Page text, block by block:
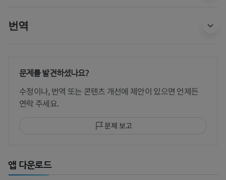
번역
문제를 발견하셨나요?
수정이나, 번역 또는 콘텐츠 개선에 제안이 있으면 언제든
연락 주세요.
문제 보고
앱 다운로드